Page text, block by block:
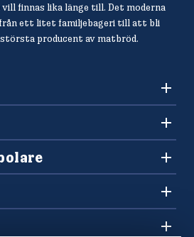
finnas lika länge till. Det moderna
ett litet familjebageri till att bli
producent av matbröd.
reklamation